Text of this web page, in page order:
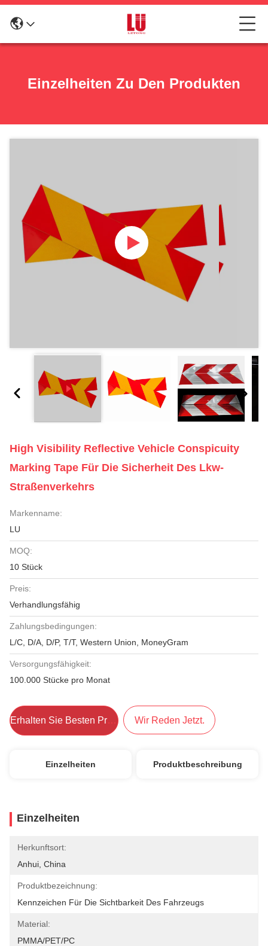
Einzelheiten Zu Den Produkten
High Visibility Reflective Vehicle Conspicuity
Marking Tape Für Die Sicherheit Des Lkw-
Straßenverkehrs
Markenname:
LU
MOQ:
10 Stück
Preis:
Verhandlungsfähig
Zahlungsbedingungen:
L/C, D/A, D/P, T/T, Western Union, MoneyGram
Versorgungsfähigkeit:
100.000 Stücke pro Monat
Erhalten Sie Besten Preis Wir Reden Jetzt.
Einzelheiten Produktbeschreibung
Einzelheiten
Herkunftsort:
Anhui, China
Produktbezeichnung:
Kennzeichen Für Die Sichtbarkeit Des Fahrzeugs
Material:
PMMA/PET/PC